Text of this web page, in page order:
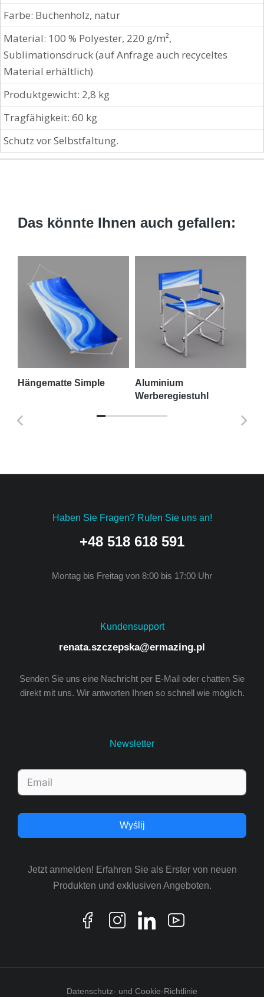
Farbe: Buchenholz, natur
Material: 100 % Polyester, 220 g/m²,
Sublimationsdruck (auf Anfrage auch recyceltes
Material erhältlich)
Produktgewicht: 2,8 kg
Tragfähigkeit: 60 kg
Schutz vor Selbstfaltung.
Das könnte Ihnen auch gefallen:
Hängematte Simple
Aluminium
Werberegiestuhl
Haben Sie Fragen? Rufen Sie uns an!
+48 518 618 591
Montag bis Freitag von 8:00 bis 17:00 Uhr
Kundensupport
renata.szczepska@ermazing.pl
Senden Sie uns eine Nachricht per E-Mail oder chatten Sie
direkt mit uns. Wir antworten Ihnen so schnell wie möglich.
Newsletter
Wyślij
Jetzt anmelden! Erfahren Sie als Erster von neuen
Produkten und exklusiven Angeboten.
Datenschutz- und Cookie-Richtlinie